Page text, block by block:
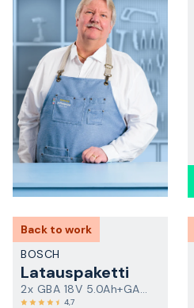
Back to work
BOSCH
Latauspaketti
2x GBA 18V 5.0Ah+GAL 1880 CV
4,7